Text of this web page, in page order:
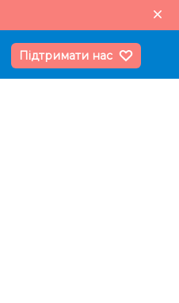
Підтримати нас